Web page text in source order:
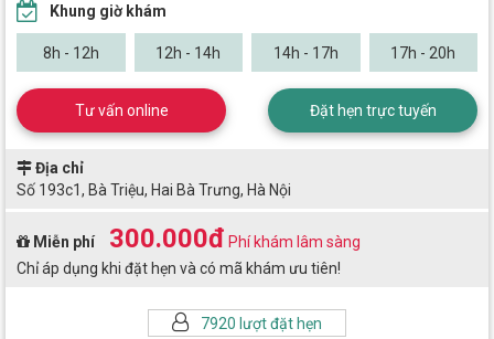
7920 lượt đặt hẹn
Khung giờ khám
8h - 12h 12h - 14h 14h - 17h 17h - 20h
Tư vấn online Đặt hẹn trực tuyến
Địa chỉ
Số 193c1, Bà Triệu, Hai Bà Trưng, Hà Nội
Miễn phí 300.000đ Phí khám lâm sàng
Chỉ áp dụng khi đặt hẹn và có mã khám ưu tiên!